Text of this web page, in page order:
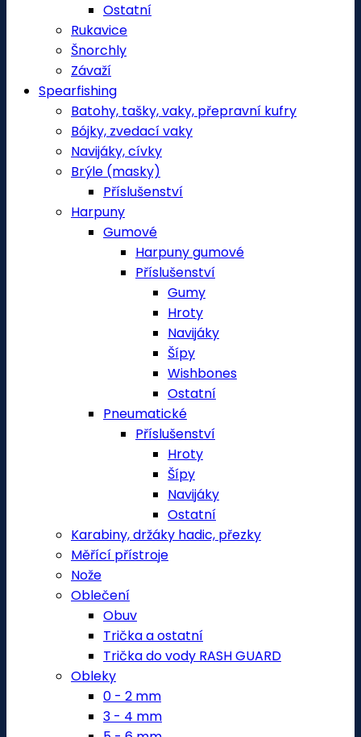
Ostatní
Rukavice
Šnorchly
Závaží
Spearfishing
Batohy, tašky, vaky, přepravní kufry
Bójky, zvedací vaky
Navijáky, cívky
Brýle (masky)
Příslušenství
Harpuny
Gumové
Harpuny gumové
Příslušenství
Gumy
Hroty
Navijáky
Šípy
Wishbones
Ostatní
Pneumatické
Příslušenství
Hroty
Šípy
Navijáky
Ostatní
Karabiny, držáky hadic, přezky
Měřící přístroje
Nože
Oblečení
Obuv
Trička a ostatní
Trička do vody RASH GUARD
Obleky
0 - 2 mm
3 - 4 mm